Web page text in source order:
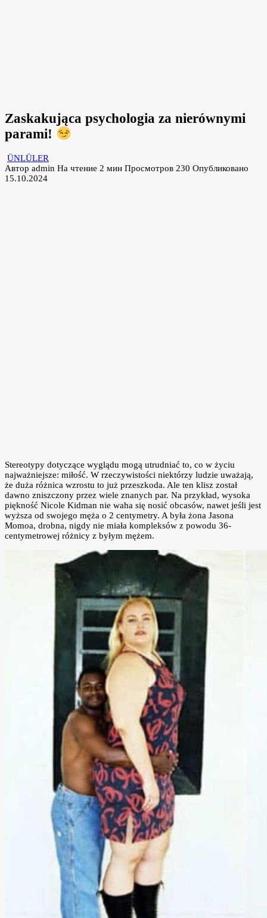
Zaskakująca psychologia za nierównymi
parami!
ÜNLÜLER
Автор admin На чтение 2 мин Просмотров 230 Опубликовано
15.10.2024
Stereotypy dotyczące wyglądu mogą utrudniać to, co w życiu
najważniejsze: miłość. W rzeczywistości niektórzy ludzie uważają,
że duża różnica wzrostu to już przeszkoda. Ale ten klisz został
dawno zniszczony przez wiele znanych par. Na przykład, wysoka
piękność Nicole Kidman nie waha się nosić obcasów, nawet jeśli jest
wyższa od swojego męża o 2 centymetry. A była żona Jasona
Momoa, drobna, nigdy nie miała kompleksów z powodu 36-
centymetrowej różnicy z byłym mężem.